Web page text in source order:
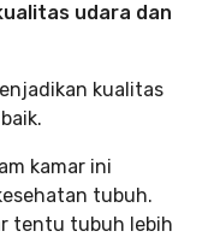
udara dan
kualitas
kamar ini
tubuh.
tentu tubuh lebih